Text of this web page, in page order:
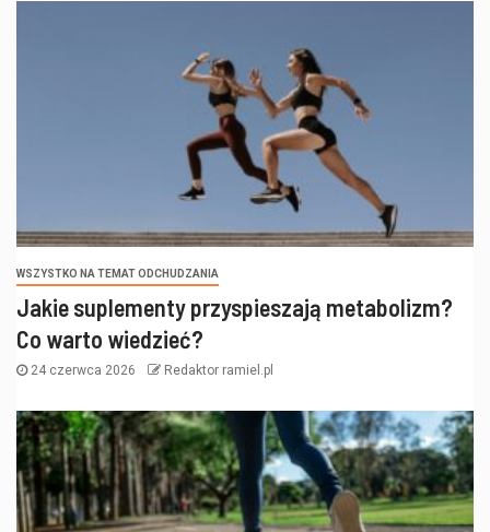
WSZYSTKO NA TEMAT ODCHUDZANIA
Jakie suplementy przyspieszają metabolizm?
Co warto wiedzieć?
24 czerwca 2026 Redaktor ramiel.pl